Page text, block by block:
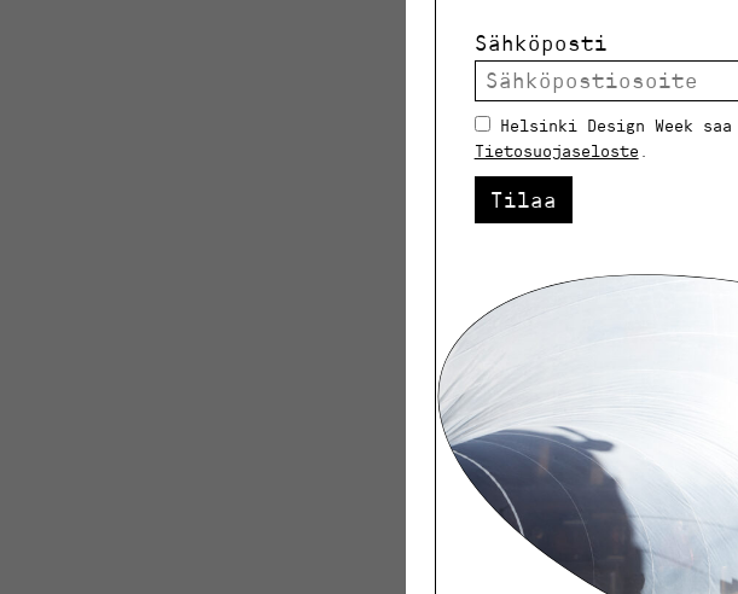
Osoite:Hiekkarannantie 9,
Esteettömyys:Kyllä
Tila:Toimisto,
Koko:
Toiminnot:
Lämmitys,
tuolia, 25 pöytää sekä
Tapahtumatoive:–
Yhteyshenkilö:
Sähköposti
Helsinki Design Week
Tietosuojaseloste
Tilaa